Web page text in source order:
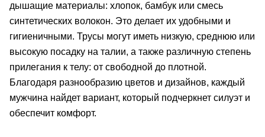
дышащие материалы: хлопок, бамбук или смесь
синтетических волокон. Это делает их удобными и
гигиеничными. Трусы могут иметь низкую, среднюю или
высокую посадку на талии, а также различную степень
прилегания к телу: от свободной до плотной.
Благодаря разнообразию цветов и дизайнов, каждый
мужчина найдет вариант, который подчеркнет силуэт и
обеспечит комфорт.